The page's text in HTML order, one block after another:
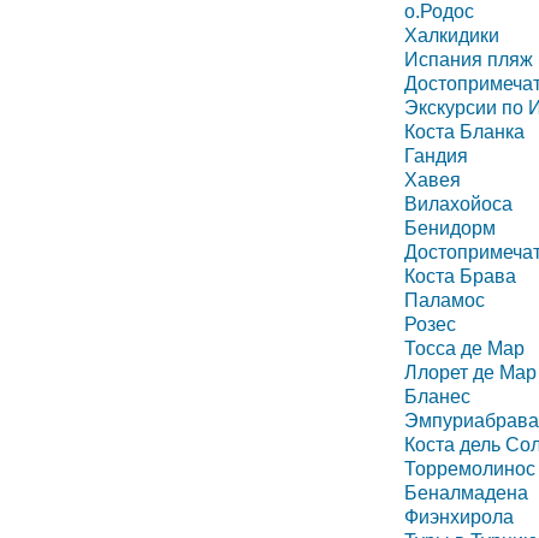
о.Родос
Халкидики
Испания пляж
Экскурсии по
Коста Бланка
Гандия
Хавея
Вилахойоса
Бенидорм
Коста Брава
Паламос
Розес
Тосса де Мар
Ллорет де Мар
Бланес
Коста дель
Торремолинос
Беналмадена
Фиэнхирола